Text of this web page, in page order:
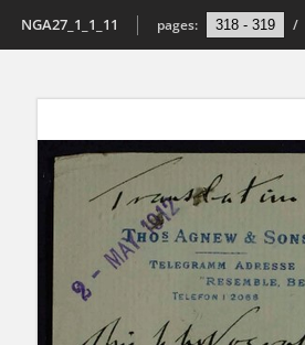
NGA27_1_1_11 pages: /